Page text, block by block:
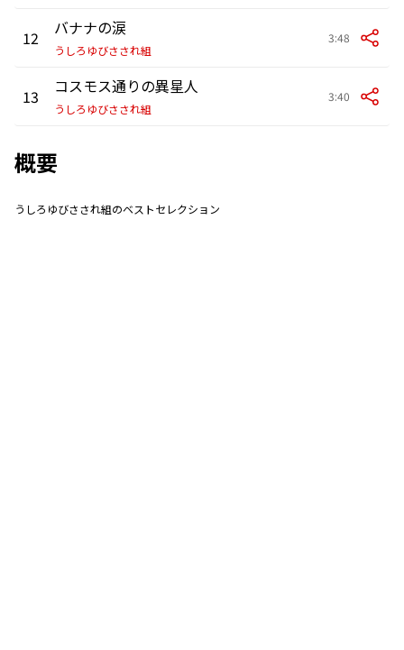
12 バナナの涙
うしろゆびさされ組
3:48
13 コスモス通りの異星人
うしろゆびさされ組
3:40
概要
うしろゆびさされ組のベストセレクション